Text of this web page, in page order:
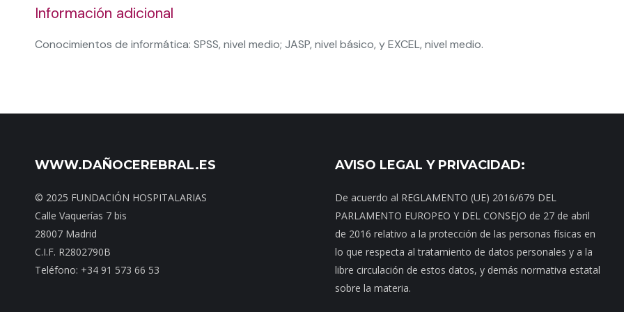
Información adicional
Conocimientos de informática: SPSS, nivel medio; JASP, nivel básico, y EXCEL, nivel medio.
WWW.DAÑOCEREBRAL.ES
© 2025 FUNDACIÓN HOSPITALARIAS
Calle Vaquerías 7 bis
28007 Madrid
C.I.F. R2802790B
Teléfono: +34 91 573 66 53
AVISO LEGAL Y PRIVACIDAD:
De acuerdo al REGLAMENTO (UE) 2016/679 DEL
PARLAMENTO EUROPEO Y DEL CONSEJO de 27 de abril
de 2016 relativo a la protección de las personas físicas en
lo que respecta al tratamiento de datos personales y a la
libre circulación de estos datos, y demás normativa estatal
sobre la materia.